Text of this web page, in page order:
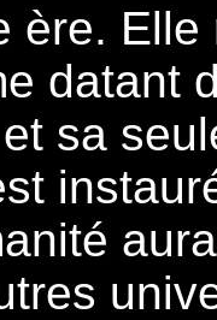
ère.
datant
sa